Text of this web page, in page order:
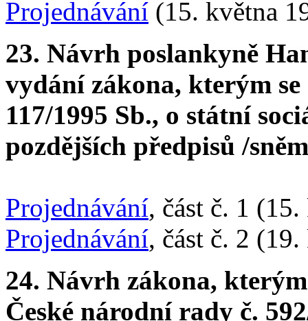
Projednávání (15. května
23. Návrh poslankyně
vydání zákona, kterým
117/1995 Sb., o státní
pozdějších předpisů /
Projednávání, část č. 1
Projednávání, část č. 2
24. Návrh zákona,
České národní rady č.